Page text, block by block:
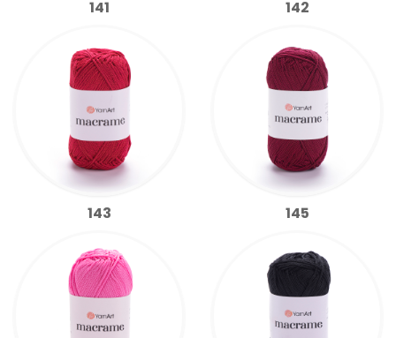
141 142
143 145